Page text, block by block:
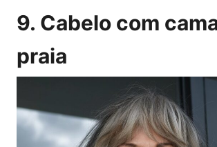
9. Cabelo com
praia